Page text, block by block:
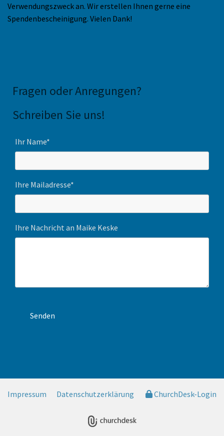
Verwendungszweck an. Wir erstellen Ihnen gerne eine
Spendenbescheinigung. Vielen Dank!
Fragen oder Anregungen?
Schreiben Sie uns!
Ihr Name*
Ihre Mailadresse*
Ihre Nachricht an Maike Keske
Impressum Datenschutzerklärung ChurchDesk-Login